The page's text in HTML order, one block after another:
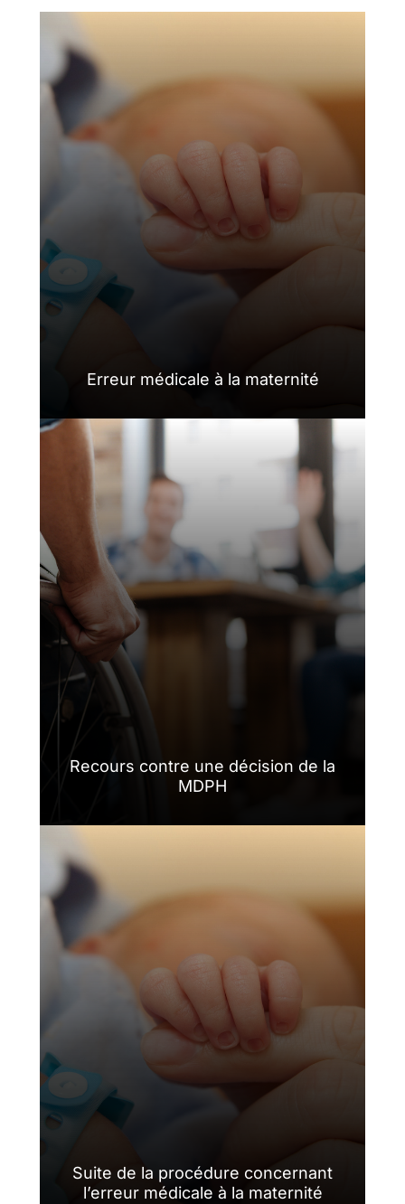
Erreur médicale à la maternité
Recours contre une décision de la
MDPH
Suite de la procédure concernant
l’erreur médicale à la maternité